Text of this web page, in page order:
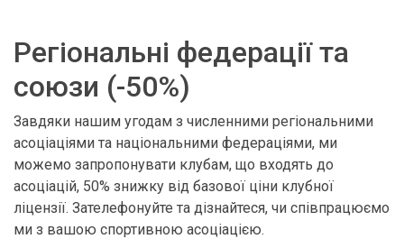
Регіональні федерації та
союзи (-50%)
Завдяки нашим угодам з численними регіональними
асоціаціями та національними федераціями, ми
можемо запропонувати клубам, що входять до
асоціацій, 50% знижку від базової ціни клубної
ліцензії. Зателефонуйте та дізнайтеся, чи співпрацюємо
ми з вашою спортивною асоціацією.